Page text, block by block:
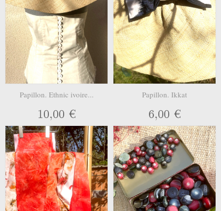
Papillon. Ethnic ivoire...
10,00 €
Papillon. Ikkat
6,00 €